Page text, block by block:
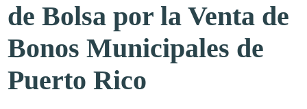
de Bolsa por la Venta de
Bonos Municipales de
Puerto Rico